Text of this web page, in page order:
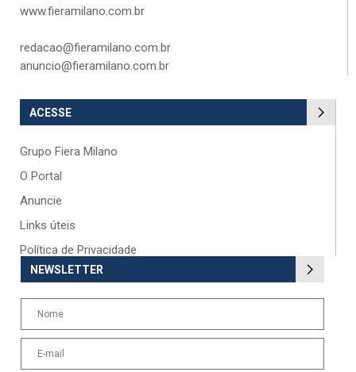
www.fieramilano.com.br
redacao@fieramilano.com.br
anuncio@fieramilano.com.br
ACESSE
Grupo Fiera Milano
O Portal
Anuncie
Links úteis
Política de Privacidade
NEWSLETTER